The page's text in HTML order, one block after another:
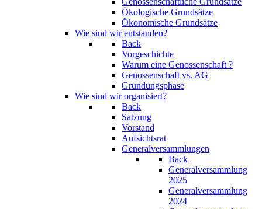
Ökologische Grundsätze
Ökonomische Grundsätze
Wie sind wir entstanden?
Back
Vorgeschichte
Warum eine Genossenschaft ?
Genossenschaft vs. AG
Gründungsphase
Wie sind wir organisiert?
Back
Satzung
Vorstand
Aufsichtsrat
Generalversammlungen
Back
Generalversammlung
2025
Generalversammlung
2024